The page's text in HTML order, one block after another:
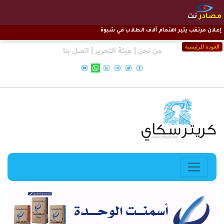
مصادرنت
العودة للرئيسية
إعلان مرتقب يثير اهتمام آلاف الطلاب في شبوة